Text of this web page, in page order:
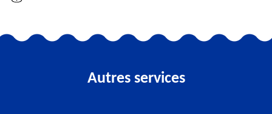
Autres services